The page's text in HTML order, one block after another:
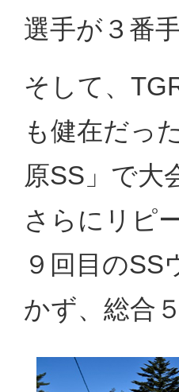
選手が３番
そして、
も健在だっ
原SS」で大
さらにリピ
９回目の
かず、総合